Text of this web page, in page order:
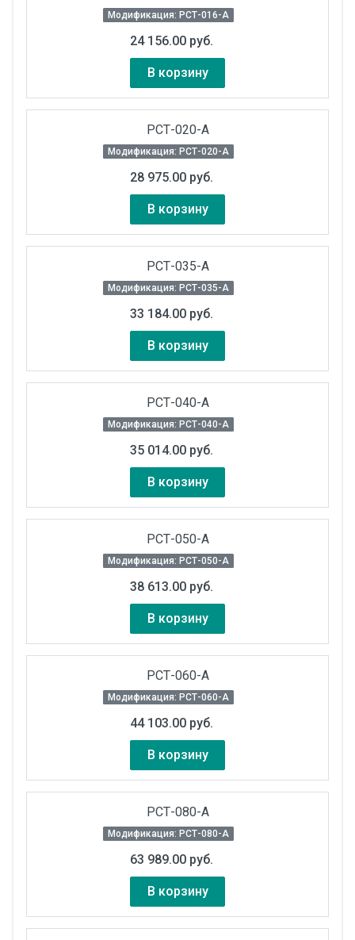
Модификация: РСТ-016-А
24 156.00 руб.
В корзину
РСТ-020-А
Модификация: РСТ-020-А
28 975.00 руб.
В корзину
РСТ-035-А
Модификация: РСТ-035-А
33 184.00 руб.
В корзину
РСТ-040-А
Модификация: РСТ-040-А
35 014.00 руб.
В корзину
РСТ-050-А
Модификация: РСТ-050-А
38 613.00 руб.
В корзину
РСТ-060-А
Модификация: РСТ-060-А
44 103.00 руб.
В корзину
РСТ-080-А
Модификация: РСТ-080-А
63 989.00 руб.
В корзину